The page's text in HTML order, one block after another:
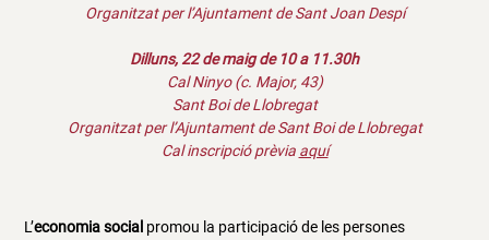
Organitzat per l’Ajuntament de Sant Joan Despí
Dilluns, 22 de maig de 10 a 11.30h
Cal Ninyo (c. Major, 43)
Sant Boi de Llobregat
Organitzat per l’Ajuntament de Sant Boi de Llobregat
Cal inscripció prèvia aquí
L’economia social promou la participació de les persones